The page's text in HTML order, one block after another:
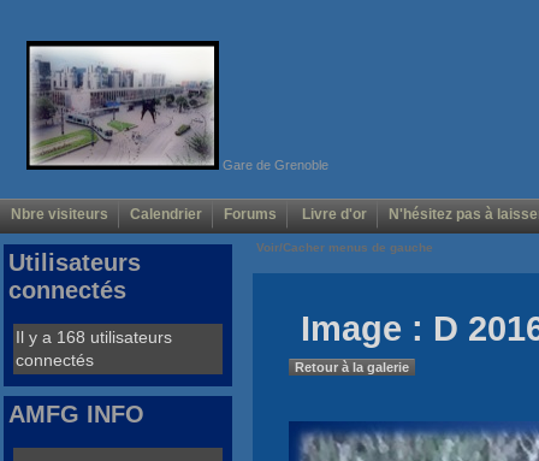
Gare de Grenoble
Nbre visiteurs Calendrier Forums Livre d'or N'hésitez pas à
Voir/Cacher menus de gauche
Image : D
Retour à la galerie
Utilisateurs
connectés
Il y a 168 utilisateurs
connectés
AMFG INFO